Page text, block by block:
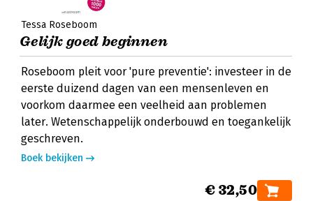
Tessa Roseboom
Gelijk goed beginnen
Roseboom pleit voor 'pure preventie': investeer in de
eerste duizend dagen van een mensenleven en
voorkom daarmee een veelheid aan problemen
later. Wetenschappelijk onderbouwd en toegankelijk
geschreven.
Boek bekijken
€ 32,50